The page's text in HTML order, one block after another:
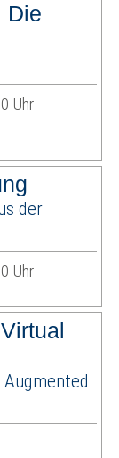
Die
Uhr
der
Uhr